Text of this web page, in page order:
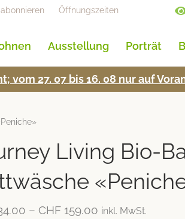
Öffnungszeiten
Ausstellung Porträt
vom 27. 07 bis 16. 08 nur auf
Living Bio-
– CHF 159.00 inkl. MwSt.